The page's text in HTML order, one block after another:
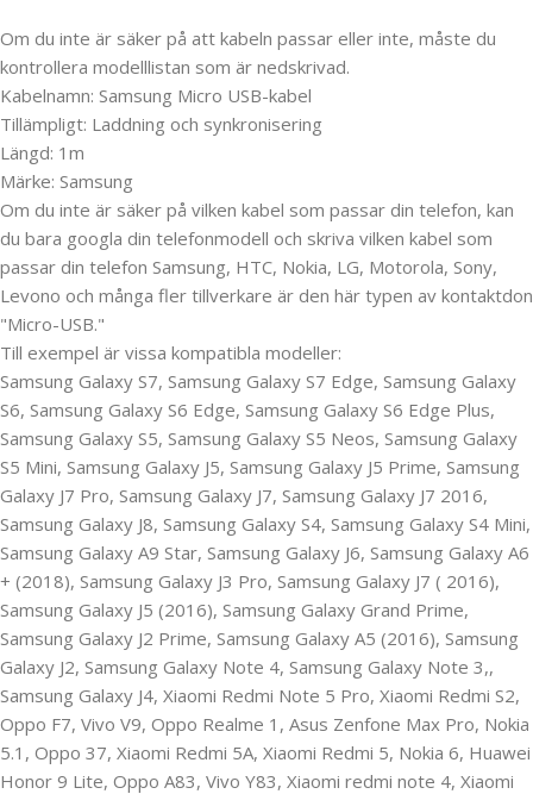
Om du inte är säker på att kabeln passar eller inte, måste du
kontrollera modelllistan som är nedskrivad.
Kabelnamn: Samsung Micro USB-kabel
Tillämpligt: Laddning och synkronisering
Längd: 1m
Märke: Samsung
Om du inte är säker på vilken kabel som passar din telefon, kan
du bara googla din telefonmodell och skriva vilken kabel som
passar din telefon Samsung, HTC, Nokia, LG, Motorola, Sony,
Levono och många fler tillverkare är den här typen av kontaktdon
"Micro-USB."
Till exempel är vissa kompatibla modeller:
Samsung Galaxy S7, Samsung Galaxy S7 Edge, Samsung Galaxy
S6, Samsung Galaxy S6 Edge, Samsung Galaxy S6 Edge Plus,
Samsung Galaxy S5, Samsung Galaxy S5 Neos, Samsung Galaxy
S5 Mini, Samsung Galaxy J5, Samsung Galaxy J5 Prime, Samsung
Galaxy J7 Pro, Samsung Galaxy J7, Samsung Galaxy J7 2016,
Samsung Galaxy J8, Samsung Galaxy S4, Samsung Galaxy S4 Mini,
Samsung Galaxy A9 Star, Samsung Galaxy J6, Samsung Galaxy A6
+ (2018), Samsung Galaxy J3 Pro, Samsung Galaxy J7 ( 2016),
Samsung Galaxy J5 (2016), Samsung Galaxy Grand Prime,
Samsung Galaxy J2 Prime, Samsung Galaxy A5 (2016), Samsung
Galaxy J2, Samsung Galaxy Note 4, Samsung Galaxy Note 3,,
Samsung Galaxy J4, Xiaomi Redmi Note 5 Pro, Xiaomi Redmi S2,
Oppo F7, Vivo V9, Oppo Realme 1, Asus Zenfone Max Pro, Nokia
5.1, Oppo 37, Xiaomi Redmi 5A, Xiaomi Redmi 5, Nokia 6, Huawei
Honor 9 Lite, Oppo A83, Vivo Y83, Xiaomi redmi note 4, Xiaomi